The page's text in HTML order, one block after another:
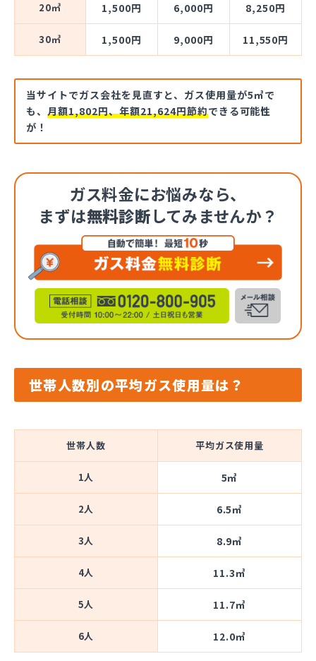
20㎥ 1,500円 6,000円 8,250円
30㎥ 1,500円 9,000円 11,550円
当サイトでガス会社を見直すと、ガス使用量が5㎥で
も、 月額1,802円、年額21,624円節約できる可能性
が！
ガス料金にお悩みなら、
まずは無料診断してみませんか？
世帯人数別の平均ガス使用量は？
世帯人数 平均ガス使用量
1人 5㎥
2人 6.5㎥
3人 8.9㎥
4人 11.3㎥
5人 11.7㎥
6人 12.0㎥